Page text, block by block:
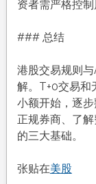
资者需严格控制
### 总结
港股交易规则
解。T+0交易和
小额开始，逐
正规券商、了
的三大基础。
张贴在美股